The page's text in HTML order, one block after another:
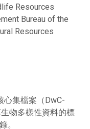
Resources
Bureau of the
Resources
心集檔案（DwC-
物多樣性資料的標
。